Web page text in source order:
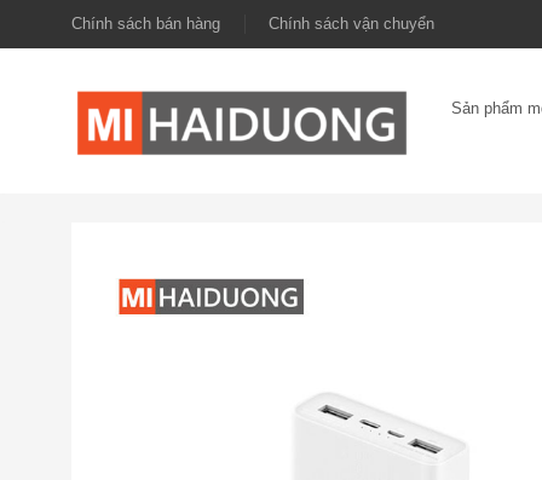
Chính sách bán hàng Chính sách vận chuyển
Sản phẩm